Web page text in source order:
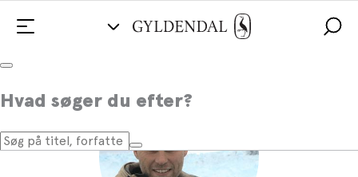
Hvad søger du efter?